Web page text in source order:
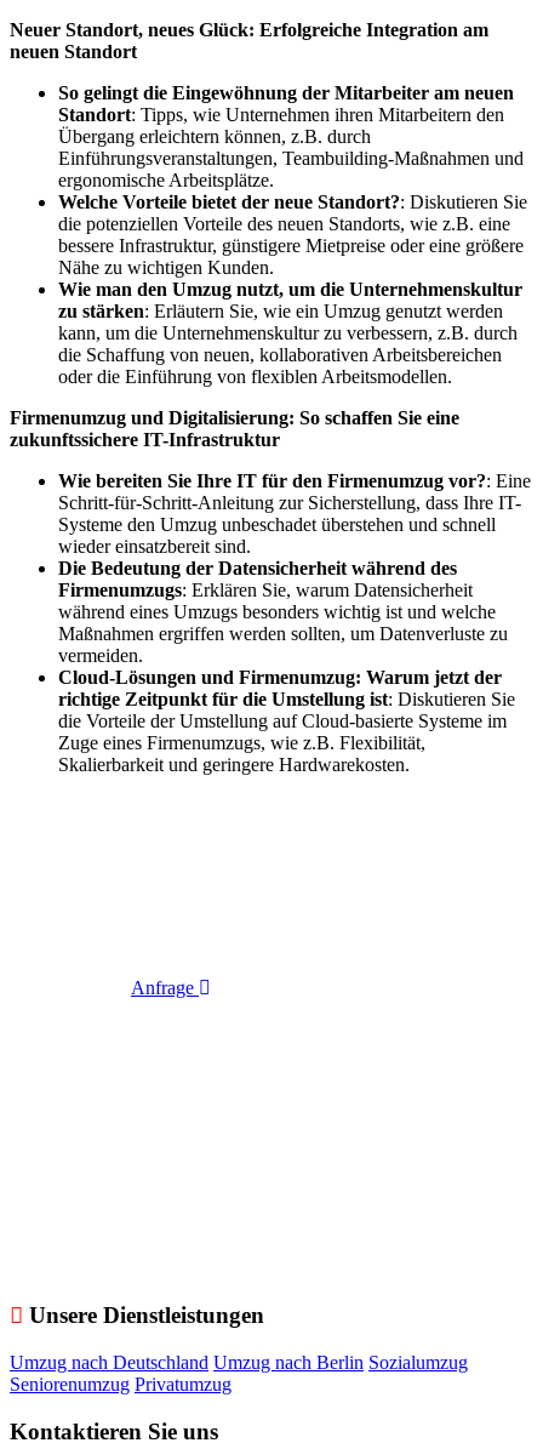
Neuer Standort, neues Glück: Erfolgreiche Integration am
neuen Standort
So gelingt die Eingewöhnung der Mitarbeiter am neuen
Standort: Tipps, wie Unternehmen ihren Mitarbeitern den
Übergang erleichtern können, z.B. durch
Einführungsveranstaltungen, Teambuilding-Maßnahmen und
ergonomische Arbeitsplätze.
Welche Vorteile bietet der neue Standort?: Diskutieren Sie
die potenziellen Vorteile des neuen Standorts, wie z.B. eine
bessere Infrastruktur, günstigere Mietpreise oder eine größere
Nähe zu wichtigen Kunden.
Wie man den Umzug nutzt, um die Unternehmenskultur
zu stärken: Erläutern Sie, wie ein Umzug genutzt werden
kann, um die Unternehmenskultur zu verbessern, z.B. durch
die Schaffung von neuen, kollaborativen Arbeitsbereichen
oder die Einführung von flexiblen Arbeitsmodellen.
Firmenumzug und Digitalisierung: So schaffen Sie eine
zukunftssichere IT-Infrastruktur
Wie bereiten Sie Ihre IT für den Firmenumzug vor?: Eine
Schritt-für-Schritt-Anleitung zur Sicherstellung, dass Ihre IT-
Systeme den Umzug unbeschadet überstehen und schnell
wieder einsatzbereit sind.
Die Bedeutung der Datensicherheit während des
Firmenumzugs: Erklären Sie, warum Datensicherheit
während eines Umzugs besonders wichtig ist und welche
Maßnahmen ergriffen werden sollten, um Datenverluste zu
vermeiden.
Cloud-Lösungen und Firmenumzug: Warum jetzt der
richtige Zeitpunkt für die Umstellung ist: Diskutieren Sie
die Vorteile der Umstellung auf Cloud-basierte Systeme im
Zuge eines Firmenumzugs, wie z.B. Flexibilität,
Skalierbarkeit und geringere Hardwarekosten.
Anfrage
Unsere Dienstleistungen
Umzug nach Deutschland Umzug nach Berlin Sozialumzug
Seniorenumzug Privatumzug
Kontaktieren Sie uns